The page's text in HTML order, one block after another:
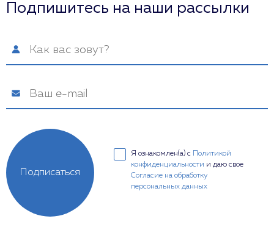
Подпишитесь на наши рассылки
Я ознакомлен(а) с
Политикой
конфиденциальности и даю свое
Согласие на обработку
персональных данных
Подписаться